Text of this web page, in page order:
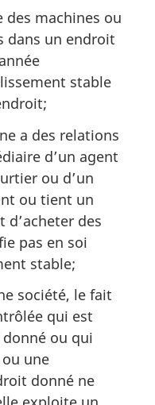
des machines ou
dans un endroit
stable
a des relations
d’un agent
ou d’un
ou tient un
d’acheter des
pas en soi
stable;
société, le fait
qui est
ou qui
une
donné ne